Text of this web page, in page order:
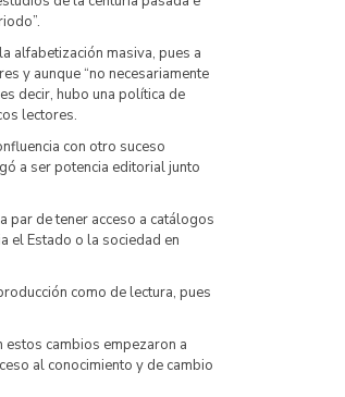
alfabetización masiva, pues a
y aunque “no necesariamente
decir, hubo una política de
lectores.
con otro suceso
a ser potencia editorial junto
par de tener acceso a catálogos
el Estado o la sociedad en
como de lectura, pues
estos cambios empezaron a
al conocimiento y de cambio